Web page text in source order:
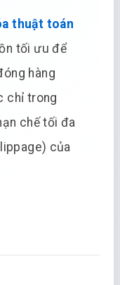
thuật toán
tối ưu để
hàng
chỉ trong
chế tối đa
của